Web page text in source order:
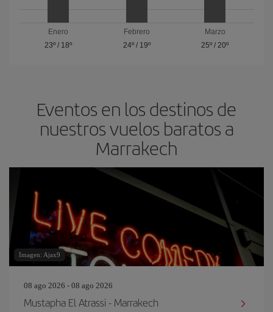
Enero
23º/ 18º
Febrero
24º/ 19º
Marzo
25º /20º
Eventos en los destinos de
nuestros vuelos baratos a
Marrakech
Imagen: Ajax9
08 ago 2026 - 08 ago 2026
Mustapha El Atrassi - Marrakech